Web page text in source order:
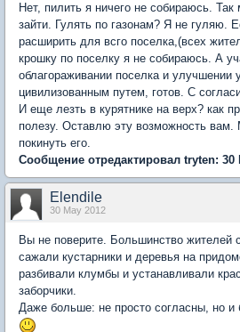
Нет, пилить я ничего не собираюсь.
зайти. Гулять по газонам? Я не гуляю.
расширить для всго поселка,(всех
крошку по поселку я не собираюсь. А
облагораживании поселка и улучшении
цивилизованным путем, готов. С
И еще лезть в курятнике на верх? как
полезу. Оставлю эту возможность
покинуть его.
Сообщение отредактировал tryten: 30
Elendile
30 May 2012
Вы не поверите. Большинство жителей
сажали кустарники и деревья на
разбивали клумбы и устанавливали
заборчики.
Даже больше: не просто согласны, но и